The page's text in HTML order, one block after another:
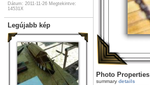
Dátum: 2011-11-26 Megtekintve:
14531X
Legújabb kép
Photo Properties
summary details